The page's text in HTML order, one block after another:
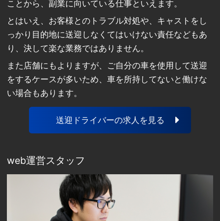
ことから、副業に向いている仕事といえます。
とはいえ、お客様とのトラブル対処や、キャストをし
っかり目的地に送迎しなくてはいけない責任などもあ
り、決して楽な業務ではありません。
また店舗にもよりますが、ご自分の車を使用して送迎
をするケースが多いため、車を所持してないと働けな
い場合もあります。
送迎ドライバーの求人を見る
web運営スタッフ